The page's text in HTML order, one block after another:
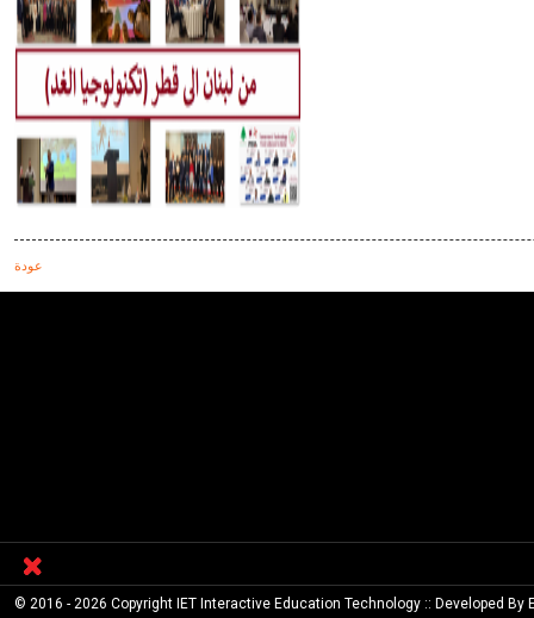
عودة
© 2016 - 2026 Copyright IET Interactive Education Technology :: Developed By